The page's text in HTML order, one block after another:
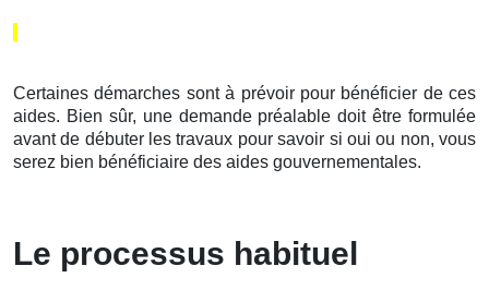
Certaines démarches sont à prévoir pour bénéficier de ces
aides. Bien sûr, une demande préalable doit être formulée
avant de débuter les travaux pour savoir si oui ou non, vous
serez bien bénéficiaire des aides gouvernementales.
Le processus habituel